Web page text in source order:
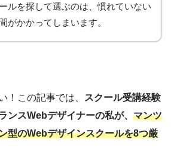
ルを探して選ぶのは、慣れていない
がかかってしまいます。
！この記事では、
スクール受講経験
ンスWebデザイナーの私が、 マンツ
型のWebデザインスクールを8つ厳